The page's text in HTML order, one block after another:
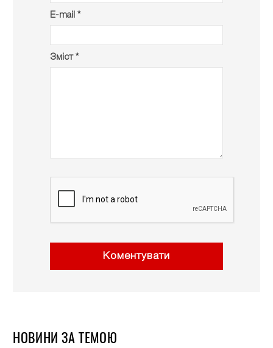
E-mail *
Зміст *
Коментувати
НОВИНИ ЗА ТЕМОЮ